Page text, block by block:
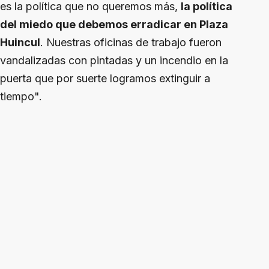
es la política que no queremos más, la política
del miedo que debemos erradicar en Plaza
Huincul. Nuestras oficinas de trabajo fueron
vandalizadas con pintadas y un incendio en la
puerta que por suerte logramos extinguir a
tiempo".